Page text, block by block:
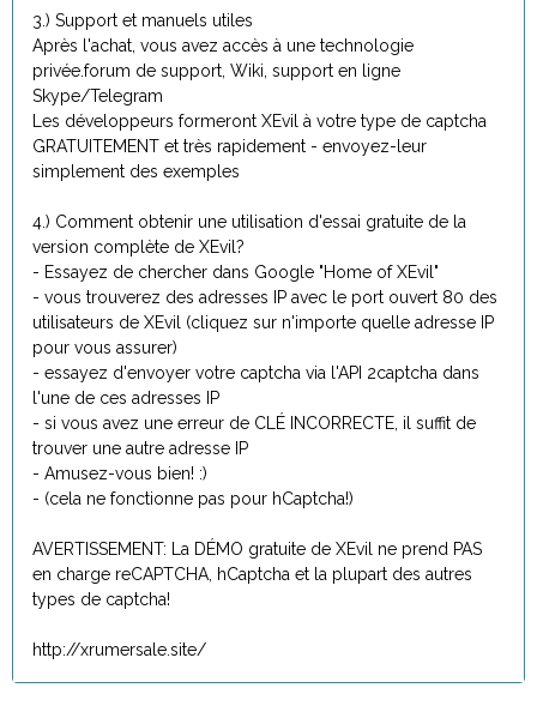
3.) Support et manuels utiles
Après l'achat, vous avez accès à une technologie
privée.forum de support, Wiki, support en ligne
Skype/Telegram
Les développeurs formeront XEvil à votre type de captcha
GRATUITEMENT et très rapidement - envoyez-leur
simplement des exemples
4.) Comment obtenir une utilisation d'essai gratuite de la
version complète de XEvil?
- Essayez de chercher dans Google "Home of XEvil"
- vous trouverez des adresses IP avec le port ouvert 80 des
utilisateurs de XEvil (cliquez sur n'importe quelle adresse IP
pour vous assurer)
- essayez d'envoyer votre captcha via l'API 2captcha dans
l'une de ces adresses IP
- si vous avez une erreur de CLÉ INCORRECTE, il suffit de
trouver une autre adresse IP
- Amusez-vous bien! :)
- (cela ne fonctionne pas pour hCaptcha!)
AVERTISSEMENT: La DÉMO gratuite de XEvil ne prend PAS
en charge reCAPTCHA, hCaptcha et la plupart des autres
types de captcha!
http://xrumersale.site/